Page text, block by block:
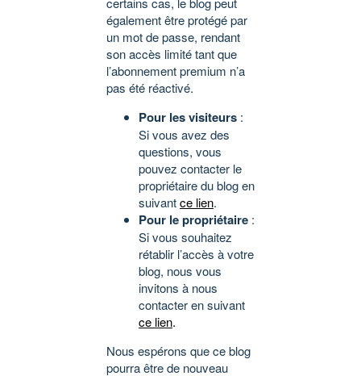
également être protégé par
un mot de passe, rendant
son accès limité tant que
l’abonnement premium n’a
pas été réactivé.
Pour les visiteurs :
Si vous avez des
questions, vous
pouvez contacter le
propriétaire du blog en
suivantce lien.
Pour le propriétaire :
Si vous souhaitez
rétablir l’accès à votre
blog, nous vous
invitons à nous
contacter en suivant
ce lien.
Nous espérons que ce blog
pourra être de nouveau